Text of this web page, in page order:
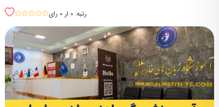
رتبه: 0 ار 0 رای sssss